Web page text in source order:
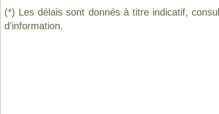
(*) Les délais sont donnés à titre indicatif,
d'information.